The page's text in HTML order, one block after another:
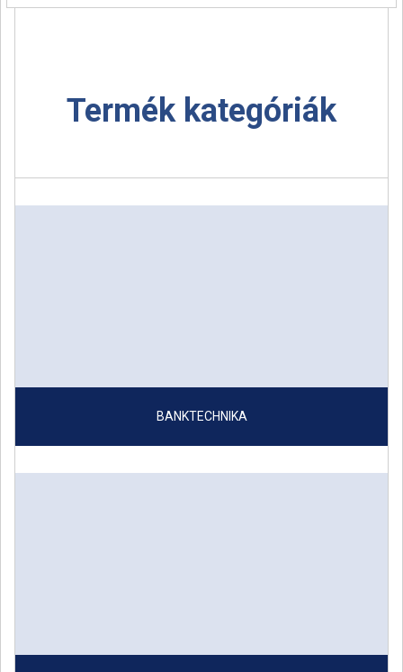
Termék kategóriák
BANKTECHNIKA